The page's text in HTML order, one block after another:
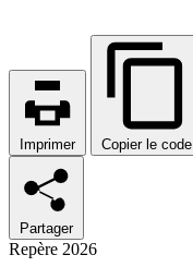
Imprimer Copier le code
Partager
Repère 2026